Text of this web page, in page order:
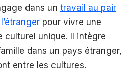
dans un travail au pair
pour vivre une
culturel unique. Il intègre
dans un pays étranger,
entre les cultures.